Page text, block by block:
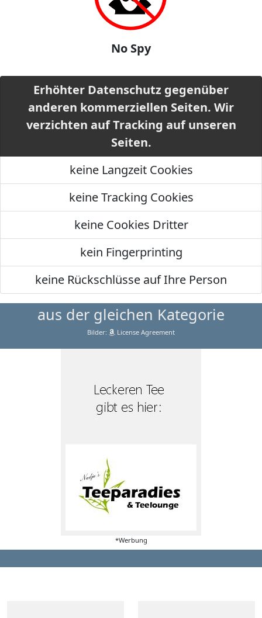
No Spy
Erhöhter Datenschutz gegenüber
anderen kommerziellen Seiten. Wir
verzichten auf Tracking auf unseren
Seiten.
keine Langzeit Cookies
keine Tracking Cookies
keine Cookies Dritter
kein Fingerprinting
keine Rückschlüsse auf Ihre Person
aus der gleichen Kategorie
Bilder: License Agreement
*Werbung